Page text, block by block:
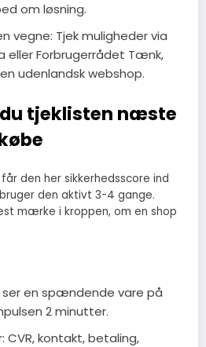
om løsning.
vegne: Tjek muligheder via
eller Forbrugerrådet Tænk,
udenlandsk webshop.
tjeklisten næste
den her sikkerhedsscore ind
den aktivt 3-4 gange.
mærke i kroppen, om en shop
en spændende vare på
2 minutter.
CVR, kontakt, betaling,